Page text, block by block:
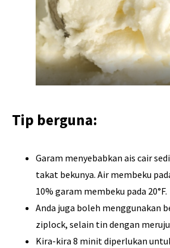
Tip berguna:
Garam menyebabkan ais cair
takat bekunya. Air membeku
10% garam membeku pada 20°F.
Anda juga boleh menggunakan
ziplock, selain tin dengan
Kira-kira 8 minit diperlukan